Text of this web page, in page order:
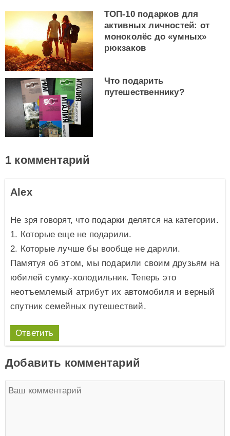
ТОП-10 подарков для
активных личностей: от
моноколёс до «умных»
рюкзаков
Что подарить
путешественнику?
1 комментарий
Alex
Не зря говорят, что подарки делятся на категории.
1. Которые еще не подарили.
2. Которые лучше бы вообще не дарили.
Памятуя об этом, мы подарили своим друзьям на
юбилей сумку-холодильник. Теперь это
неотъемлемый атрибут их автомобиля и верный
спутник семейных путешествий.
Ответить
Добавить комментарий